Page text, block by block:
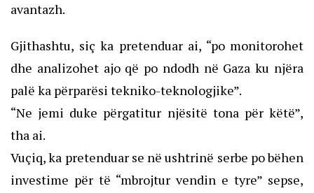
avantazh.
Gjithashtu, siç ka pretenduar ai, “po monitorohet
dhe analizohet ajo që po ndodh në Gaza ku njëra
palë ka përparësi tekniko-teknologjike”.
“Ne jemi duke përgatitur njësitë tona për këtë”,
tha ai.
Vuçiq, ka pretenduar se në ushtrinë serbe po bëhen
investime për të “mbrojtur vendin e tyre” sepse,